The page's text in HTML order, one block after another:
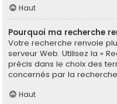
Haut
Pourquoi ma recherche
Votre recherche renvoie
serveur Web. Utilisez la «
précis dans le choix des
concernés par la
Haut